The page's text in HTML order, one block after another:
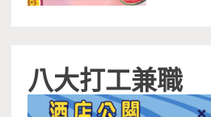
八大打工兼職